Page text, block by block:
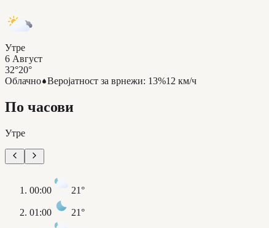
Утре
6 Август
32°20°
Облачно Веројатност за врнежи: 13%12 км/ч
По часови
Утре
00:00 21°
01:00 21°